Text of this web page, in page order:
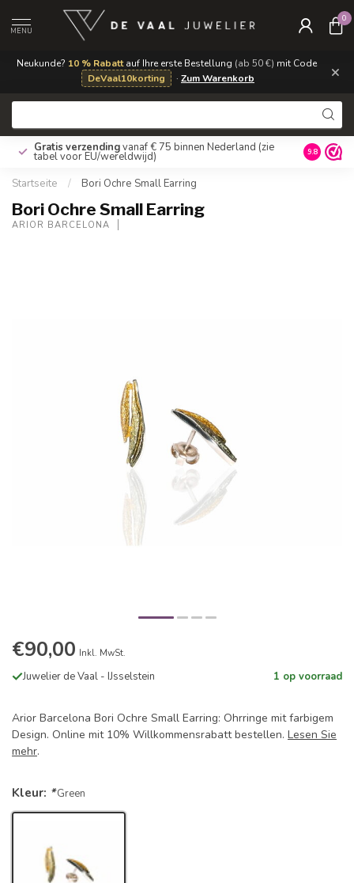
Neukunde? 10 % Rabattauf Ihre erste Bestellung (ab 50 €) mit Code
DeVaal10korting
· Zum Warenkorb ×
MENU
0
Gratis verzendingvanaf € 75 binnen Nederland (zie
tabel voor EU/wereldwijd) 9.8
Startseite / Bori Ochre Small Earring
Bori Ochre Small Earring
ARIOR BARCELONA
€90,00 Inkl. MwSt.
Juwelier de Vaal - IJsselstein 1 op voorraad
Arior Barcelona Bori Ochre Small Earring: Ohrringe mit farbigem
Design. Online mit 10% Willkommensrabatt bestellen. Lesen Sie
mehr.
Kleur: *Green